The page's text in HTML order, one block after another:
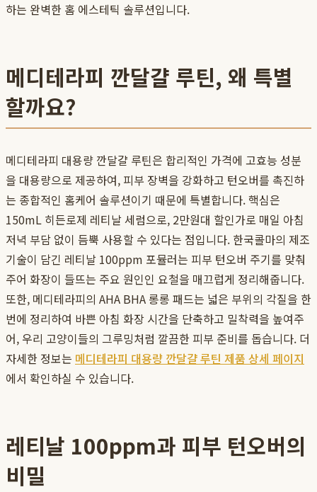
하는 완벽한 홈 에스테틱 솔루션입니다.
메디테라피 깐달걀 루틴, 왜 특별
할까요?
메디테라피 대용량 깐달걀 루틴은 합리적인 가격에 고효능 성분
을 대용량으로 제공하여, 피부 장벽을 강화하고 턴오버를 촉진하
는 종합적인 홈케어 솔루션이기 때문에 특별합니다. 핵심은
150mL 히든로제 레티날 세럼으로, 2만원대 할인가로 매일 아침
저녁 부담 없이 듬뿍 사용할 수 있다는 점입니다. 한국콜마의 제조
기술이 담긴 레티날 100ppm 포뮬러는 피부 턴오버 주기를 맞춰
주어 화장이 들뜨는 주요 원인인 요철을 매끄럽게 정리해줍니다.
또한, 메디테라피의 AHA BHA 롱롱 패드는 넓은 부위의 각질을 한
번에 정리하여 바쁜 아침 화장 시간을 단축하고 밀착력을 높여주
어, 우리 고양이들의 그루밍처럼 깔끔한 피부 준비를 돕습니다. 더
자세한 정보는 메디테라피 대용량 깐달걀 루틴 제품 상세 페이지
에서 확인하실 수 있습니다.
레티날 100ppm과 피부 턴오버의
비밀